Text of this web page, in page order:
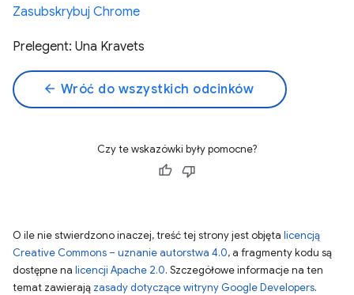
Zasubskrybuj Chrome
Prelegent: Una Kravets
arrow_back Wróć do wszystkich odcinków
Czy te wskazówki były pomocne?
O ile nie stwierdzono inaczej, treść tej strony jest objęta licencją
Creative Commons – uznanie autorstwa 4.0, a fragmenty kodu są
dostępne na licencji Apache 2.0. Szczegółowe informacje na ten
temat zawierają zasady dotyczące witryny Google Developers.